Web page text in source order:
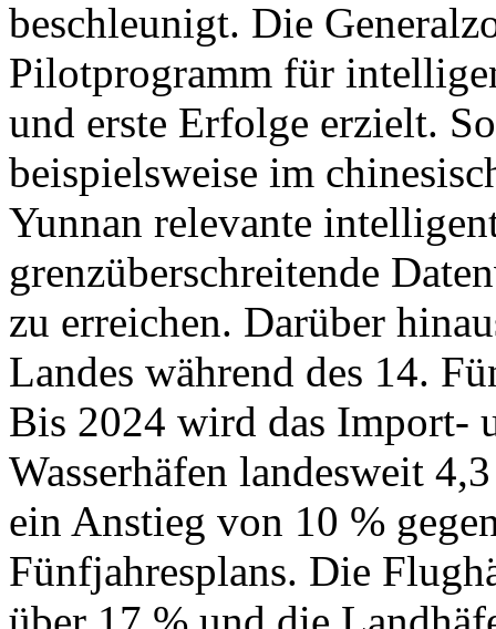
beschleunigt. Die
Pilotprogramm für
und erste Erfolge erzielt.
beispielsweise im
Yunnan relevante
grenzüberschreitende
zu erreichen. Darüber
Landes während des 14.
Bis 2024 wird das Import-
Wasserhäfen landesweit
ein Anstieg von 10 %
Fünfjahresplans. Die